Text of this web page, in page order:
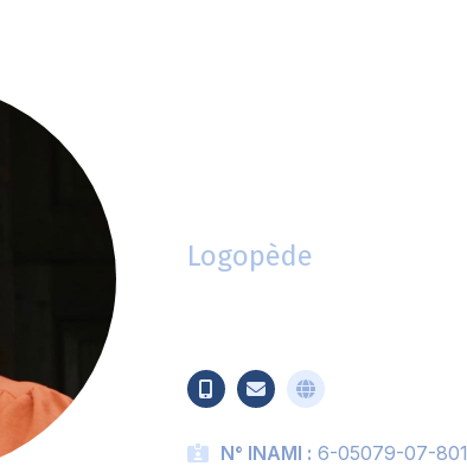
Logopède
N° INAMI : 6-05079-07-801